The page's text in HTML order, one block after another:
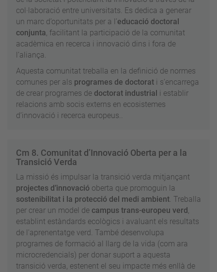
col·laboració entre universitats. Es dedica a generar
un marc d’oportunitats per a l’educació doctoral
conjunta, facilitant la participació de la comunitat
acadèmica en recerca i innovació dins i fora de
l’aliança.
Aquesta comunitat treballa en la definició de normes
comunes per als programes de doctorat i s’encarrega
de crear programes de doctorat industrial i establir
relacions amb socis externs en ecosistemes
d’innovació i recerca europeus..
Cm 8. Comunitat d’Innovació Oberta per a la
Transició Verda
La missió és impulsar la transició verda mitjançant
projectes d’innovació oberta que promoguin la
sostenibilitat i la protecció del medi ambient. Treballa
per crear un model de campus trans-europeu verd ,
establint estàndards ecològics i avaluant els resultats
de l'aprenentatge verd. També desenvolupa
programes de formació al llarg de la vida (com ara
microcredencials) per donar suport a aquesta
transició verda, estenent el seu impacte més enllà de